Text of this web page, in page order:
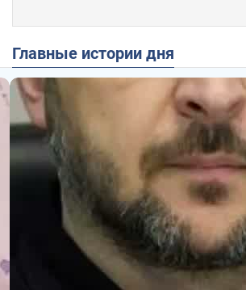
Главные истории дня